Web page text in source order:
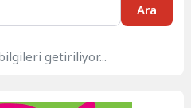
Ara
getiriliyor...